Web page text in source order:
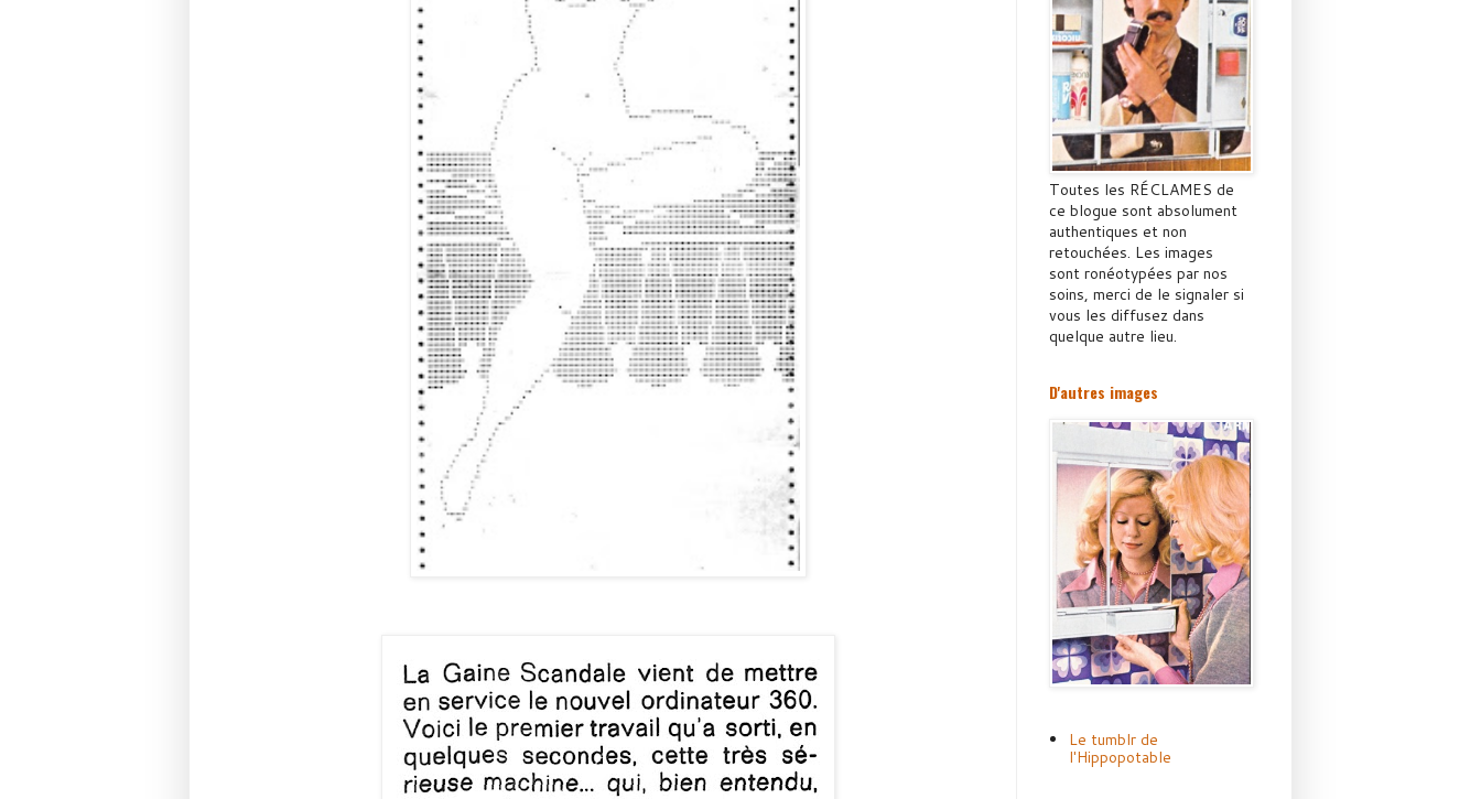
Toutes les RÉCLAMES de
ce blogue sont absolument
authentiques et non
retouchées. Les images
sont ronéotypées par nos
soins, merci de le signaler si
vous les diffusez dans
quelque autre lieu.
D'autres images
Le tumblr de
l'Hippopotable